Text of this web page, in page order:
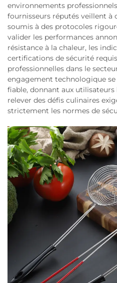
environnements
fournisseurs réputés veillent à
soumis à des protocoles
valider les performances
résistance à la chaleur, les
certifications de sécurité
professionnelles dans le
engagement technologique
fiable, donnant aux
relever des défis culinaires
strictement les normes de